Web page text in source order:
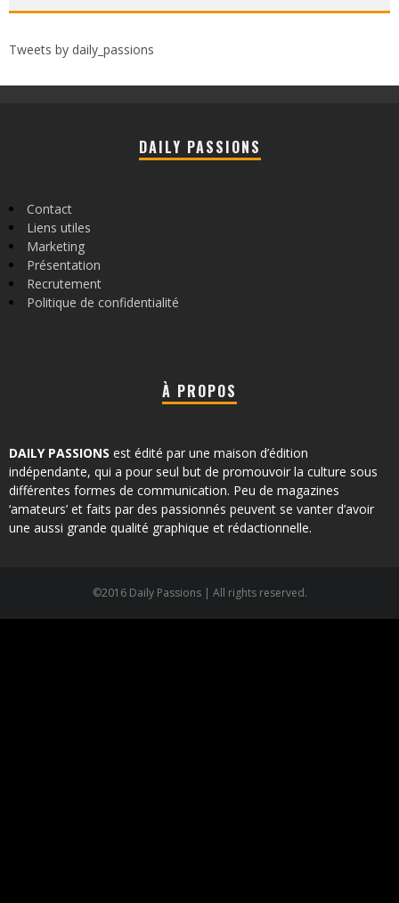
Tweets by daily_passions
DAILY PASSIONS
Contact
Liens utiles
Marketing
Présentation
Recrutement
Politique de confidentialité
À PROPOS
DAILY PASSIONS est édité par une maison d’édition
indépendante, qui a pour seul but de promouvoir la culture sous
différentes formes de communication. Peu de magazines
‘amateurs’ et faits par des passionnés peuvent se vanter d’avoir
une aussi grande qualité graphique et rédactionnelle.
©2016 Daily Passions | All rights reserved.